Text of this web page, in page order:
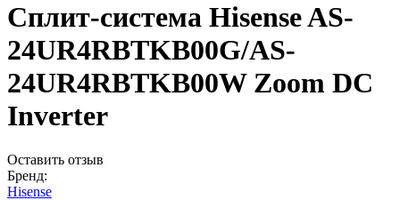
Сплит-система Hisense AS-
24UR4RBTKB00G/AS-
24UR4RBTKB00W Zoom DC
Inverter
Оставить отзыв
Бренд:
Hisense